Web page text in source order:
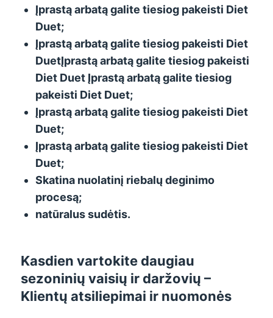
Įprastą arbatą galite tiesiog pakeisti Diet
Duet;
Įprastą arbatą galite tiesiog pakeisti Diet
DuetĮprastą arbatą galite tiesiog pakeisti
Diet Duet Įprastą arbatą galite tiesiog
pakeisti Diet Duet;
Įprastą arbatą galite tiesiog pakeisti Diet
Duet;
Įprastą arbatą galite tiesiog pakeisti Diet
Duet;
Skatina nuolatinį riebalų deginimo
procesą;
natūralus sudėtis.
Kasdien vartokite daugiau
sezoninių vaisių ir daržovių –
Klientų atsiliepimai ir nuomonės